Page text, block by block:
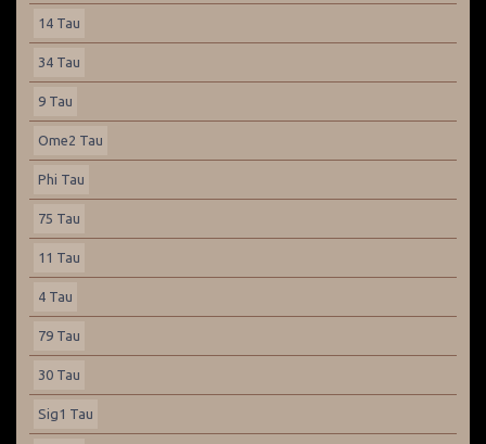
14 Tau
34 Tau
9 Tau
Ome2 Tau
Phi Tau
75 Tau
11 Tau
4 Tau
79 Tau
30 Tau
Sig1 Tau